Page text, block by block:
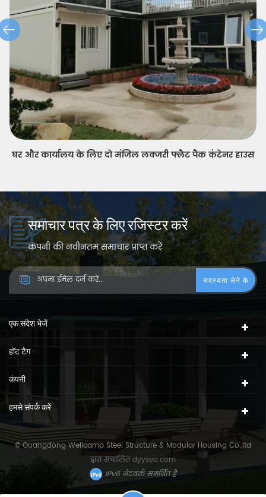
त्वरित स्थापना अनुकूलित prefab फ्लैट पैक कंटेनर हाउस
समाचार पत्र के लिए रजिस्टर करें
कंपनी की नवीनतम समाचार प्राप्त करें
एक संदेश भेजें
हॉट टैग
कंपनी
हमसे संपर्क करें
© Guangdong Wellcamp Steel Structure & Modular Housing Co.,ltd
द्वारा संचालितdyyseo.com
IPv6 नेटवर्क समर्थित है